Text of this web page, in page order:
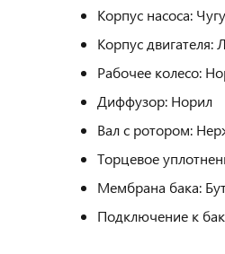
Корпус насоса:
Корпус
Рабочее колесо:
Диффузор: Норил
Вал с ротором:
Торцевое
Мембрана бака:
Подключение к